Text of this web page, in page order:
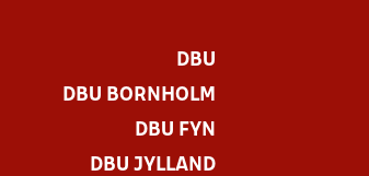
DBU
DBU BORNHOLM
DBU FYN
DBU JYLLAND